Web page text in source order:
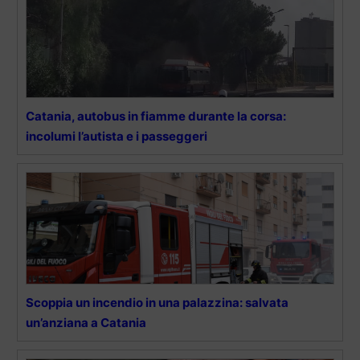
Catania, autobus in fiamme durante la corsa:
incolumi l’autista e i passeggeri
Scoppia un incendio in una palazzina: salvata
un’anziana a Catania